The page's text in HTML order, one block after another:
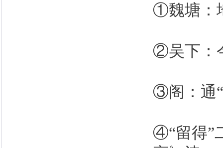
①魏塘：
②吴下：
③阁：通
④“留得”